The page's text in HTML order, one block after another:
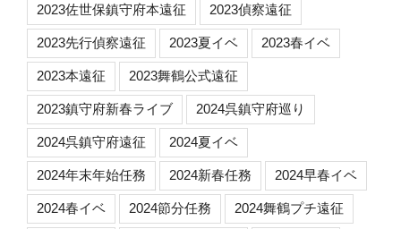
2023佐世保鎮守府本遠征 2023偵察遠征
2023先行偵察遠征 2023夏イベ 2023春イベ
2023本遠征 2023舞鶴公式遠征
2023鎮守府新春ライブ 2024呉鎮守府巡り
2024呉鎮守府遠征 2024夏イベ
2024年末年始任務 2024新春任務 2024早春イベ
2024春イベ 2024節分任務 2024舞鶴プチ遠征